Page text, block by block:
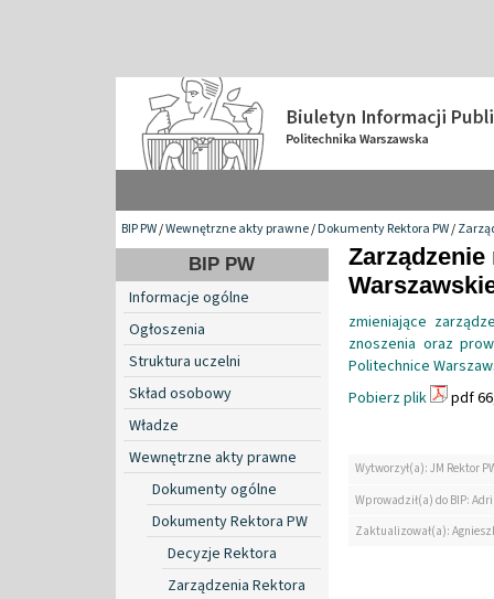
BIP PW/Wewnętrzne akty prawne/Dokumenty Rektora PW/
BIP PW
Informacje ogólne
Ogłoszenia
Struktura uczelni
Skład osobowy
Władze
Wewnętrzne akty prawne
Dokumenty ogólne
Dokumenty Rektora PW
Decyzje Rektora
Zarządzenia Rektora
zmieniające
znoszenia oraz
Politechnice
Pobierz plik
pdf
Wytworzył(a): JM Rektor
Wprowadził(a) do BIP:
Zaktualizował(a):